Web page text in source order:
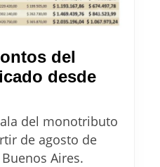
del
desde
del monotributo
de agosto de
Aires.